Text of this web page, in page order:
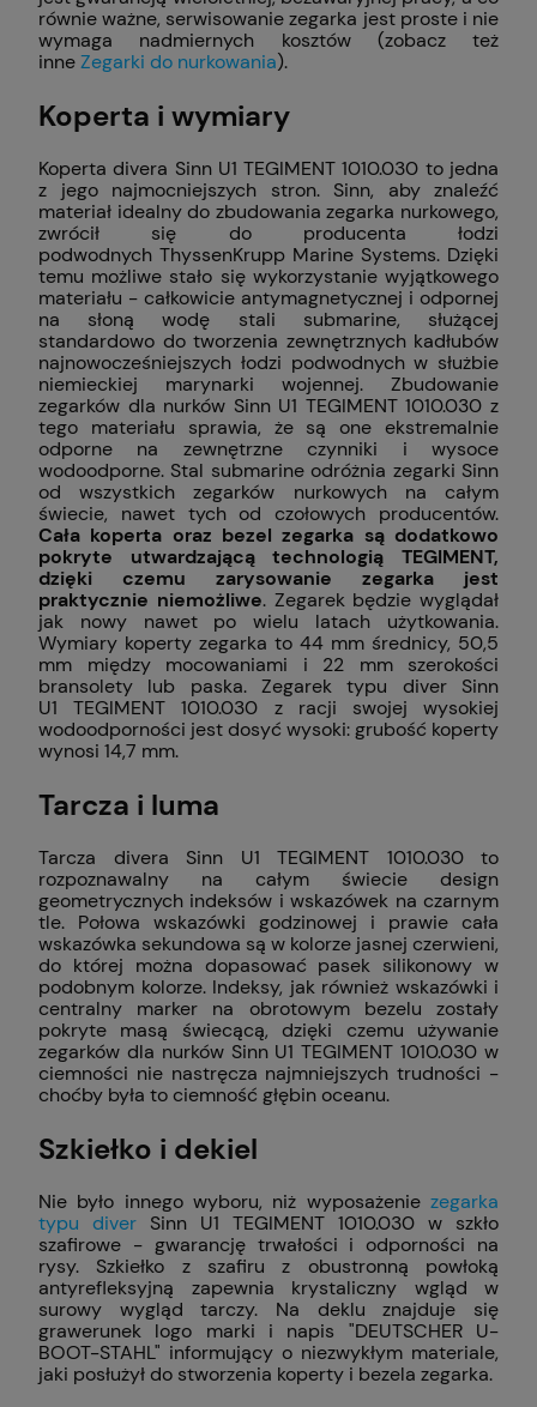
równie ważne, serwisowanie zegarka jest proste i nie
wymaga nadmiernych kosztów (zobacz też
inneZegarki do nurkowania).
Koperta i wymiary
Koperta divera Sinn U1 TEGIMENT 1010.030 to jedna
z jego najmocniejszych stron. Sinn, aby znaleźć
materiał idealny do zbudowania zegarka nurkowego,
zwrócił się do producenta łodzi
podwodnych ThyssenKrupp Marine Systems. Dzięki
temu możliwe stało się wykorzystanie wyjątkowego
materiału - całkowicie antymagnetycznej i odpornej
na słoną wodę stali submarine, służącej
standardowo do tworzenia zewnętrznych kadłubów
najnowocześniejszych łodzi podwodnych w służbie
niemieckiej marynarki wojennej. Zbudowanie
zegarków dla nurków Sinn U1 TEGIMENT 1010.030 z
tego materiału sprawia, że są one ekstremalnie
odporne na zewnętrzne czynniki i wysoce
wodoodporne. Stal submarine odróżnia zegarki Sinn
od wszystkich zegarków nurkowych na całym
świecie, nawet tych od czołowych producentów.
Cała koperta oraz bezel zegarka są dodatkowo
pokryte utwardzającą technologią TEGIMENT,
dzięki czemu zarysowanie zegarka jest
praktycznie niemożliwe. Zegarek będzie wyglądał
jak nowy nawet po wielu latach użytkowania.
Wymiary koperty zegarka to 44 mm średnicy, 50,5
mm między mocowaniami i 22 mm szerokości
bransolety lub paska. Zegarek typu diver Sinn
U1 TEGIMENT 1010.030 z racji swojej wysokiej
wodoodporności jest dosyć wysoki: grubość koperty
wynosi 14,7 mm.
Tarcza i luma
Tarcza divera Sinn U1 TEGIMENT 1010.030 to
rozpoznawalny na całym świecie design
geometrycznych indeksów i wskazówek na czarnym
tle. Połowa wskazówki godzinowej i prawie cała
wskazówka sekundowa są w kolorze jasnej czerwieni,
do której można dopasować pasek silikonowy w
podobnym kolorze. Indeksy, jak również wskazówki i
centralny marker na obrotowym bezelu zostały
pokryte masą świecącą, dzięki czemu używanie
zegarków dla nurków Sinn U1 TEGIMENT 1010.030 w
ciemności nie nastręcza najmniejszych trudności -
choćby była to ciemność głębin oceanu.
Szkiełko i dekiel
Nie było innego wyboru, niż wyposażenie zegarka
typu diver Sinn U1 TEGIMENT 1010.030 w szkło
szafirowe - gwarancję trwałości i odporności na
rysy. Szkiełko z szafiru z obustronną powłoką
antyrefleksyjną zapewnia krystaliczny wgląd w
surowy wygląd tarczy. Na deklu znajduje się
grawerunek logo marki i napis "DEUTSCHER U-
BOOT-STAHL" informujący o niezwykłym materiale,
jaki posłużył do stworzenia koperty i bezela zegarka.